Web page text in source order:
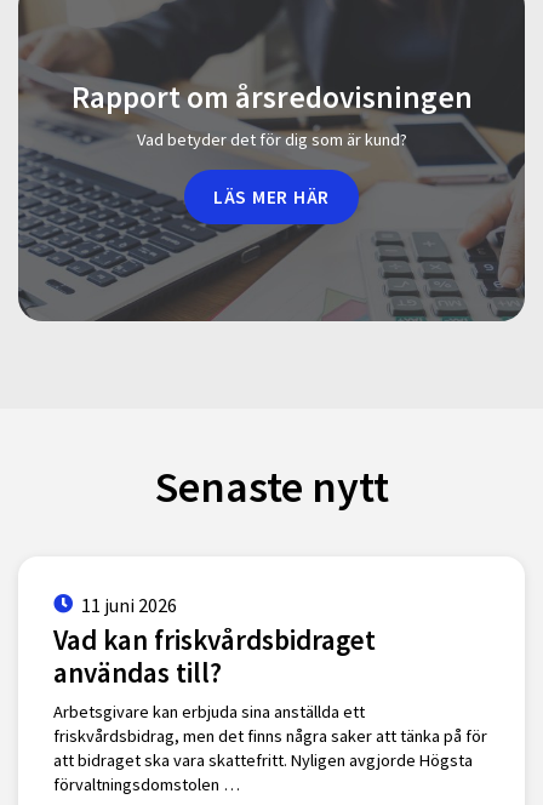
Rapport om årsredovisningen
Vad betyder det för dig som är kund?
LÄS MER HÄR
Senaste nytt
11 juni 2026
Vad kan friskvårdsbidraget
användas till?
Arbetsgivare kan erbjuda sina anställda ett
friskvårdsbidrag, men det finns några saker att tänka på för
att bidraget ska vara skattefritt. Nyligen avgjorde Högsta
förvaltningsdomstolen …